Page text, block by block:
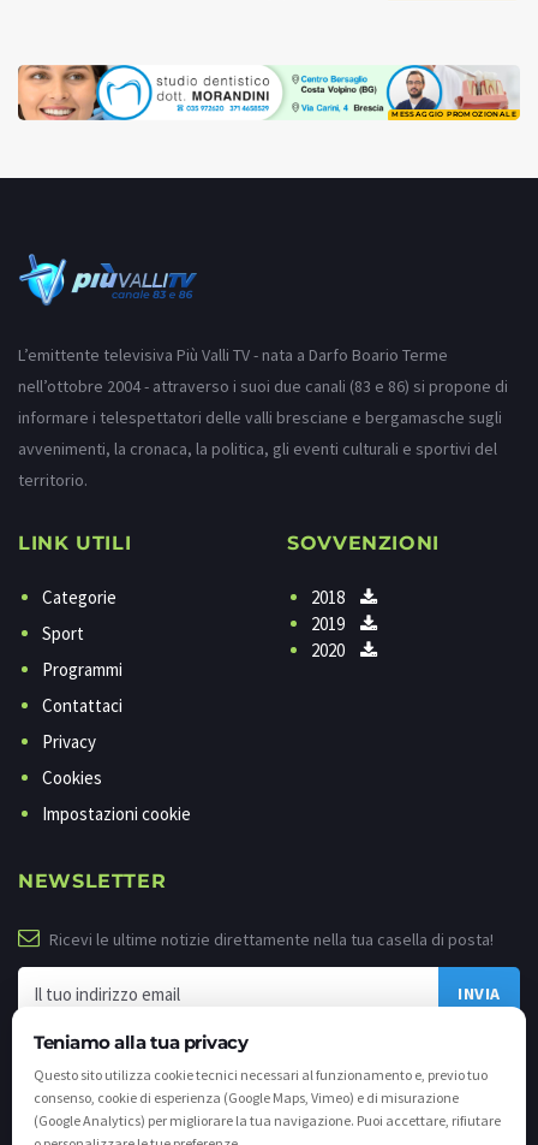
Teniamo alla tua privacy
Questo sito utilizza cookie tecnici necessari al funzionamento e, previo tuo
consenso, cookie di esperienza (Google Maps, Vimeo) e di misurazione
(Google Analytics) per migliorare la tua navigazione. Puoi accettare, rifiutare
MESSAGGIO PROMOZIONALE
L’emittente televisiva Più Valli TV - nata a Darfo Boario Terme
nell’ottobre 2004 - attraverso i suoi due canali (83 e 86) si propone di
informare i telespettatori delle valli bresciane e bergamasche sugli
avvenimenti, la cronaca, la politica, gli eventi culturali e sportivi del
territorio.
LINK UTILI
Categorie
Sport
Programmi
Contattaci
Privacy
Cookies
Impostazioni cookie
SOVVENZIONI
2018
2019
2020
NEWSLETTER
Ricevi le ultime notizie direttamente nella tua casella di posta!